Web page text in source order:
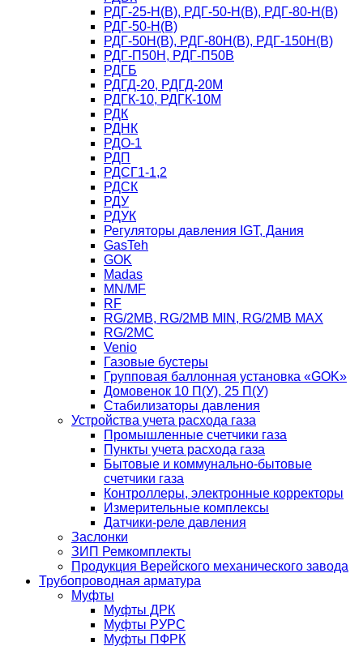
РДГ-25-Н(В), РДГ-50-Н(В), РДГ-80-Н(В)
РДГ-50-Н(В)
РДГ-50Н(В), РДГ-80Н(В), РДГ-150Н(В)
РДГ-П50Н, РДГ-П50В
РДГБ
РДГД-20, РДГД-20М
РДГК-10, РДГК-10М
РДК
РДНК
РДО-1
РДП
РДСГ1-1,2
РДСК
РДУ
РДУК
Регуляторы давления IGT, Дания
GasTeh
GOK
Madas
MN/MF
RF
RG/2MB, RG/2MB MIN, RG/2MB MAX
RG/2MC
Venio
Газовые бустеры
Групповая баллонная установка «GOK»
Домовенок 10 П(У), 25 П(У)
Стабилизаторы давления
Устройства учета расхода газа
Промышленные счетчики газа
Пункты учета расхода газа
Бытовые и коммунально-бытовые
счетчики газа
Контроллеры, электронные корректоры
Измерительные комплексы
Датчики-реле давления
Заслонки
ЗИП Ремкомплекты
Продукция Верейского механического завода
Трубопроводная арматура
Муфты
Муфты ДРК
Муфты РУРС
Муфты ПФРК